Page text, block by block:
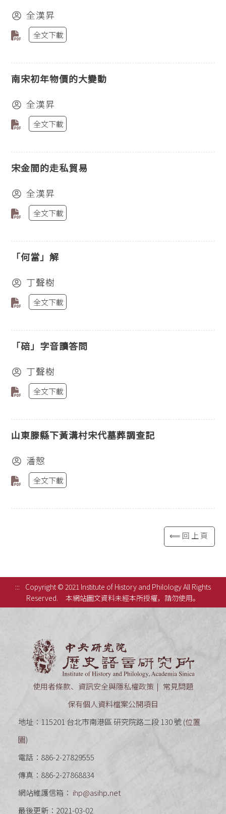
全漢昇
全文下載
南宋初年物價的大變動
全漢昇
全文下載
宋金間的走私貿易
全漢昇
全文下載
「何當」解
丁聲樹
全文下載
「碚」字音讀答問
丁聲樹
全文下載
山東滕縣下黃溝村宋代墓葬調查記
潘慤
全文下載
⟸回上頁
:::
Copyright © 2021 Institute of History and Philology All Rights
Reserved.
本網站圖文資料未經本所授權，請勿使用。
使用者條款、資訊安全與隱私權政策
常見問題
保有個人資料檔案公開項目
地址：115201 台北市南港區 研究院路二段 130 號 (位置
圖)
電話：886-2-27829555
傳真：886-2-27868834
網站維護信箱： ihp@asihp.net
最後更新：2021-03-02